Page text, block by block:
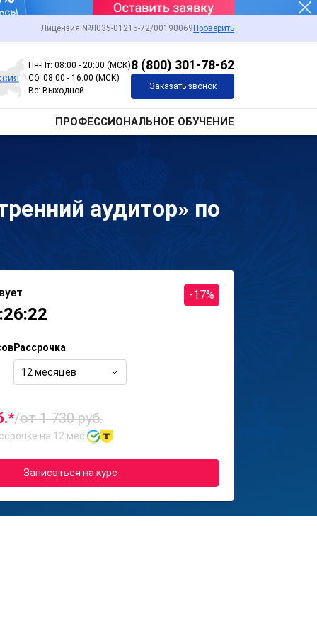
Лицензия №Л035-01215-72/00190069 Проверить
Пн-Пт: 08:00 - 20:00 (МСК)
Сб: 08:00 - 16:00 (МСК)
Вс: Выходной
8 (800) 301-78-62
Заказать звонок
ПРОФЕССИОНАЛЬНОЕ ОБУЧЕНИЕ
аудитор» по
-17%
Рассрочка
12 месяцев
/от 1 730 руб.
на 12 мес.
Записаться на курс